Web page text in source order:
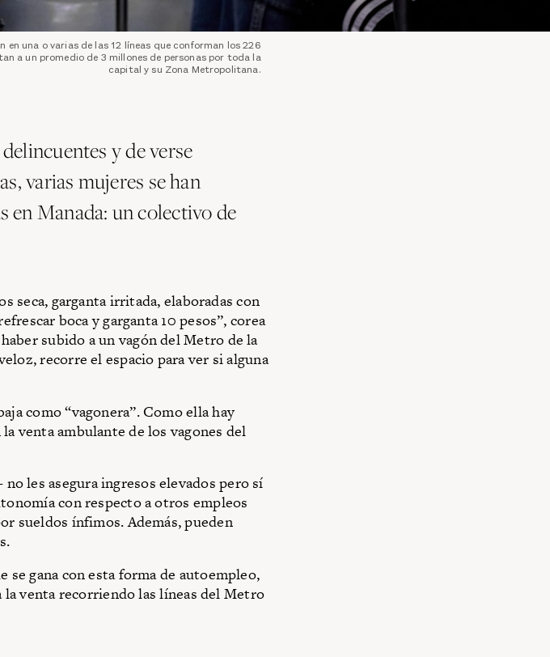
en una o varias de las 12 líneas que conforman los 226
a un promedio de 3 millones de personas por toda la
capital y su Zona Metropolitana.
y de verse
varias mujeres se han
en Manada: un colectivo de
seca, garganta irritada, elaboradas con
boca y garganta 10 pesos”, corea
subido a un vagón del Metro de la
recorre el espacio para ver si alguna
como “vagonera”. Como ella hay
venta ambulante de los vagones del
les asegura ingresos elevados pero sí
con respecto a otros empleos
sueldos ínfimos. Además, pueden
gana con esta forma de autoempleo,
la venta recorriendo las líneas del Metro